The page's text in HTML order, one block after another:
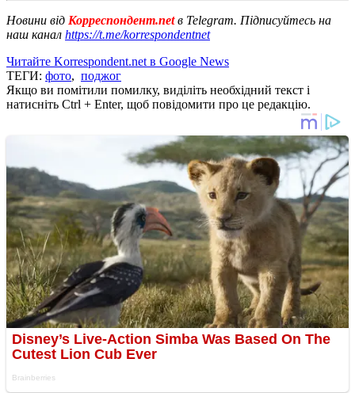
Новини від Корреспондент.netв Telegram. Підписуйтесь на
наш канал https://t.me/korrespondentnet
Читайте Korrespondent.net в Google News
ТЕГИ: фото, поджог
Якщо ви помітили помилку, виділіть необхідний текст і
натисніть Ctrl + Enter, щоб повідомити про це редакцію.